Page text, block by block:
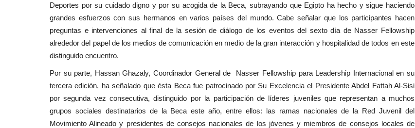
Deportes por su cuidado digno y por su acogida de la Beca, subrayando que Egipto ha hecho y sigue haciendo
grandes esfuerzos con sus hermanos en varios países del mundo. Cabe señalar que los participantes hacen
preguntas e intervenciones al final de la sesión de diálogo de los eventos del sexto día de Nasser Fellowship
alrededor del papel de los medios de comunicación en medio de la gran interacción y hospitalidad de todos en este
distinguido encuentro.
Por su parte, Hassan Ghazaly, Coordinador General de Nasser Fellowship para Leadership Internacional en su
tercera edición, ha señalado que ésta Beca fue patrocinado por Su Excelencia el Presidente Abdel Fattah Al-Sisi
por segunda vez consecutiva, distinguido por la participación de líderes juveniles que representan a muchos
grupos sociales destinatarios de la Beca este año, entre ellos: las ramas nacionales de la Red Juvenil del
Movimiento Alineado y presidentes de consejos nacionales de los jóvenes y miembros de consejos locales de